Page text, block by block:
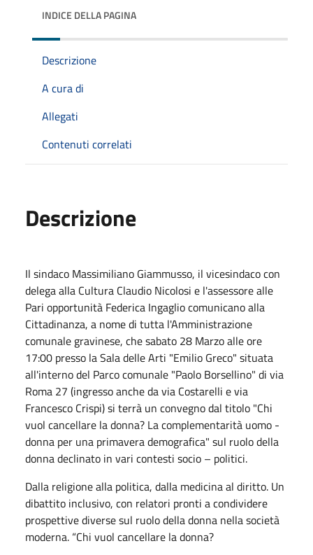
INDICE DELLA PAGINA
Descrizione
A cura di
Allegati
Contenuti correlati
Descrizione
Il sindaco Massimiliano Giammusso, il vicesindaco con
delega alla Cultura Claudio Nicolosi e l'assessore alle
Pari opportunità Federica Ingaglio comunicano alla
Cittadinanza, a nome di tutta l'Amministrazione
comunale gravinese, che sabato 28 Marzo alle ore
17:00 presso la Sala delle Arti "Emilio Greco" situata
all'interno del Parco comunale "Paolo Borsellino" di via
Roma 27 (ingresso anche da via Costarelli e via
Francesco Crispi) si terrà un convegno dal titolo "Chi
vuol cancellare la donna? La complementarità uomo -
donna per una primavera demografica" sul ruolo della
donna declinato in vari contesti socio – politici.
Dalla religione alla politica, dalla medicina al diritto. Un
dibattito inclusivo, con relatori pronti a condividere
prospettive diverse sul ruolo della donna nella società
moderna. “Chi vuol cancellare la donna?